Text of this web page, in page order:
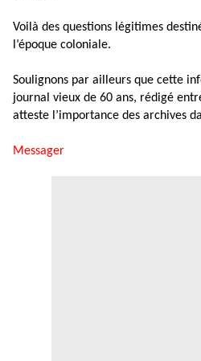
Voilà des questions légitimes
l’époque coloniale.
Soulignons par ailleurs que cette
journal vieux de 60 ans, rédigé
atteste l’importance des archives
Messager